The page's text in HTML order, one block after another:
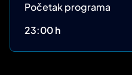
Početak programa
23:00 h